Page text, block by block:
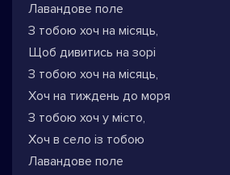
Лавандове поле
З тобою хоч на місяць,
Щоб дивитись на зорі
З тобою хоч на місяць,
Хоч на тиждень до моря
З тобою хоч у місто,
Хоч в село із тобою
Лавандове поле